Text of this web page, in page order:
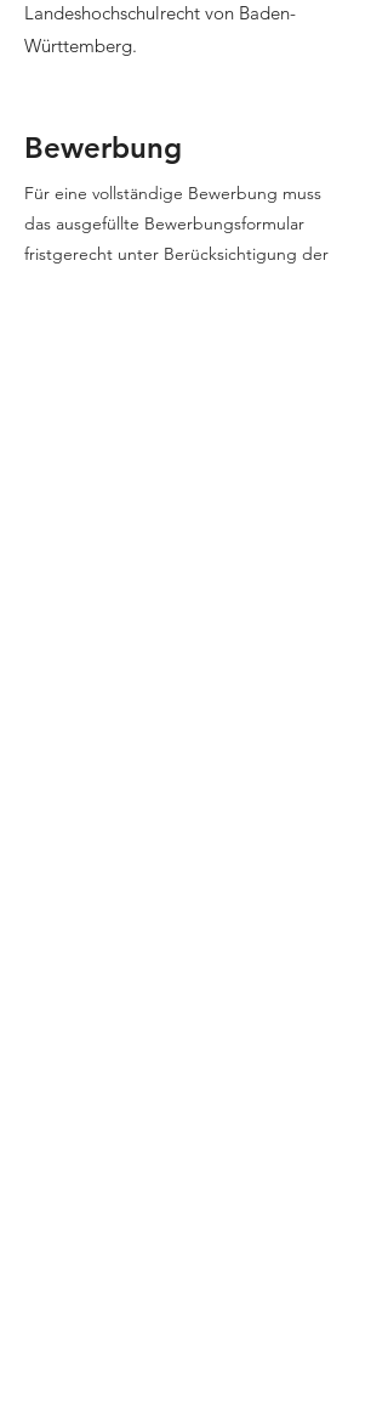
Landeshochschulrecht von Baden-
Württemberg.
Bewerbung
Für eine vollständige Bewerbung muss
das ausgefüllte Bewerbungsformular
fristgerecht unter Berücksichtigung der